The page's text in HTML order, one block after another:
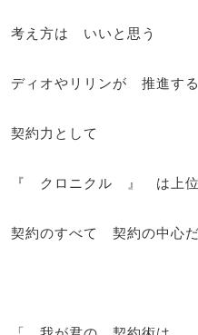
考え方は いいと思う
ディオやリリンが 推進す
契約力として
『 クロニクル 』 は上位
契約のすべて 契約の中心